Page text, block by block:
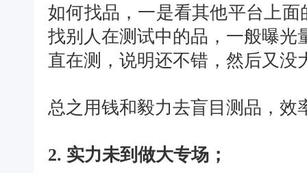
如何找品，一是看其他平台上
找别人在测试中的品，一般曝光
直在测，说明还不错，然后又没
总之用钱和毅力去盲目测品，效
2. 实力未到做大专场；